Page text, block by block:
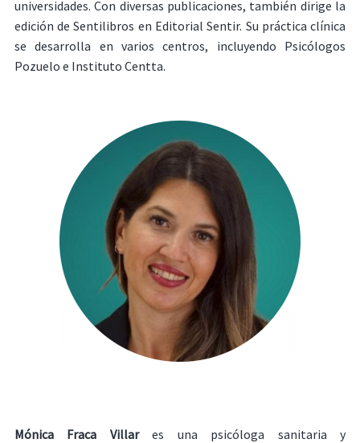
universidades. Con diversas publicaciones, también dirige la
edición de Sentilibros en Editorial Sentir. Su práctica clínica
se desarrolla en varios centros, incluyendo Psicólogos
Pozuelo e Instituto Centta.
Mónica Fraca Villares una psicóloga sanitaria y